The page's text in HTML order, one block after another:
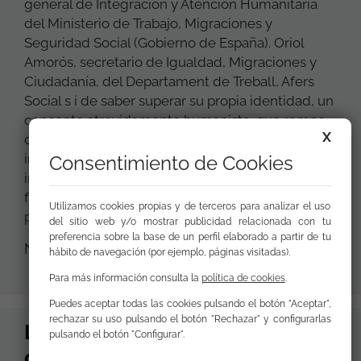
general de Integración y Atención Humanitaria
del Ministerio de Trabajo, Migraciones y
Seguridad Social (Gobierno de España). Oriol
Amorós, secretario de Igualdad, Migraciones y
Ciudadanía, del Departament de Treball, Afers
Social s i de saber superar su propia identidad, un
concepto atrevidamente humanista, que rompe
con la ortodoxia y con la paralización de una
imagen diseñada y construida como algo
inamovible. "Eso me parece absolutamente
fundamental", dijo "es la condición sine qua non
para pod
Noticia / 5 de Diciembre de 2019
La Fundación Secretariado
X
Consentimiento de Cookies
Utilizamos cookies propias y de terceros para analizar el uso
del sitio web y/o mostrar publicidad relacionada con tu
preferencia sobre la base de un perfil elaborado a partir de tu
hábito de navegación (por ejemplo, páginas visitadas).
Para más información consulta la política de cookies.
Puedes aceptar todas las cookies pulsando el botón "Aceptar",
rechazar su uso pulsando el botón "Rechazar" y configurarlas
pulsando el botón "Configurar".